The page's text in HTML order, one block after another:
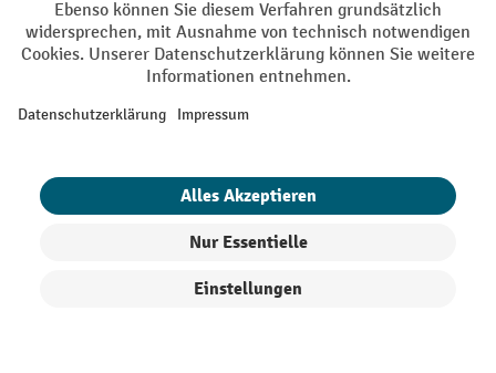
Barrierefreiheit Grounding Page Privacy Settings
Alle Preise exkl. gesetzl. Mehrwertsteuer zzgl.Versandkosten und ggf.
Nachnahmegebühren, wenn nicht anders angegeben.
¹ Der Rabatt gilt so lange der Vorrat reicht. Der Rabatt gilt nicht auf
Erstregistrierung für den Newsletter gewährt. Der Gutschein ist 10
Tage gültig und kann ab einem Netto-Bestellwert von 250,- € online
eingelöst werden. Die Höhe des Rabatts variiert je nach
Arbeitsschutz | 5% auf Werkstatt, Betrieb, Transport, Stapeln und